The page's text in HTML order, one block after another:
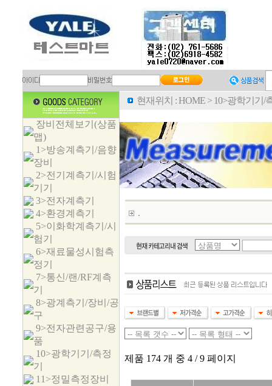
장비전체보기(상품
맵)
1>방송계측기/음향
장비
2>전기계측기/시험
기기
3>전자계측기
4>환경계측기
5>이화학계측기/시
험기
6>재료물성시험측
정기
7>통신/랜/RF계측
기
8>광계측기/장비/공
구
9>전자관련공구/용
품
10>광학기기/측정
기
11>정밀측정장비
현재위치 :HOME > 10>광학기기/
.
제품 174 개 중 4 / 9 페이지